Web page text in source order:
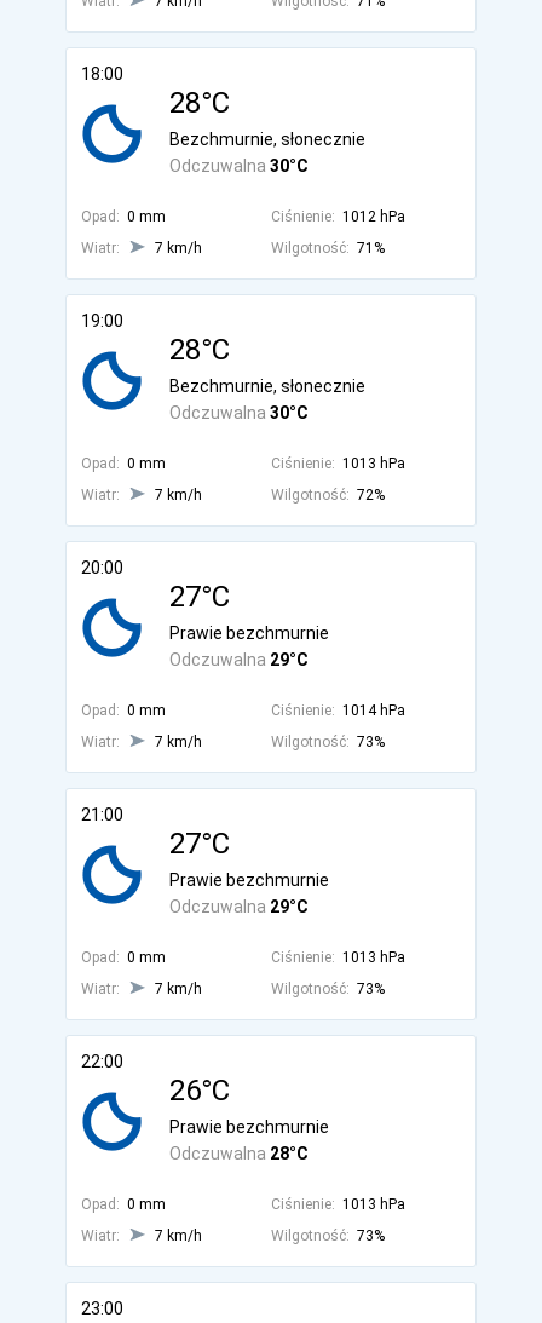
18:00
28°C
Odczuwalna 30°C
Bezchmurnie, słonecznie
Opad: 0 mm Ciśnienie: 1012 hPa
Wiatr:
7 km/h Wilgotność: 71%
19:00
28°C
Odczuwalna 30°C
Bezchmurnie, słonecznie
Opad: 0 mm Ciśnienie: 1013 hPa
Wiatr:
7 km/h Wilgotność: 72%
20:00
27°C
Odczuwalna 29°C
Prawie bezchmurnie
Opad: 0 mm Ciśnienie: 1014 hPa
Wiatr:
7 km/h Wilgotność: 73%
21:00
27°C
Odczuwalna 29°C
Prawie bezchmurnie
Opad: 0 mm Ciśnienie: 1013 hPa
Wiatr:
7 km/h Wilgotność: 73%
22:00
26°C
Odczuwalna 28°C
Prawie bezchmurnie
Opad: 0 mm Ciśnienie: 1013 hPa
Wiatr:
7 km/h Wilgotność: 73%
23:00